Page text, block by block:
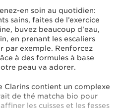
en soin au quotidien:
sains, faites de l’exercice
buvez beaucoup d'eau,
en prenant les escaliers
par exemple. Renforcez
à des formules à base
peau va adorer.
Clarins contient un complexe
de thé matcha bio pour
les cuisses et les fesses